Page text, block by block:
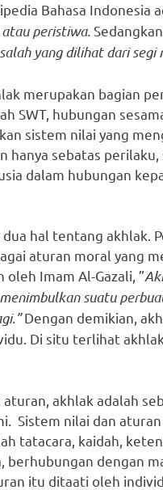
Bahasa Indonesia
peristiwa.
yang dilihat dari segi
merupakan bagian
SWT, hubungan
sistem nilai yang
hanya sebatas
dalam hubungan
hal tentang akhlak.
aturan moral yang
Imam Al-Gazali, ”
suatu
Dengan demikian,
Di situ terlihat
akhlak adalah
Sistem nilai dan
tatacara, kaidah,
berhubungan dengan
itu ditaati oleh